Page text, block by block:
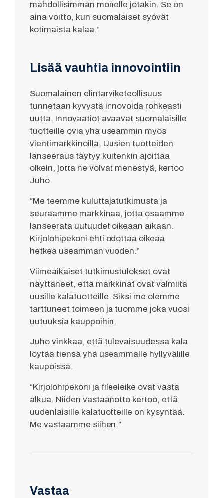
mahdollisimman monelle jotakin. Se on
aina voitto, kun suomalaiset syövät
kotimaista kalaa.”
Lisää vauhtia innovointiin
Suomalainen elintarviketeollisuus
tunnetaan kyvystä innovoida rohkeasti
uutta. Innovaatiot avaavat suomalaisille
tuotteille ovia yhä useammin myös
vientimarkkinoilla. Uusien tuotteiden
lanseeraus täytyy kuitenkin ajoittaa
oikein, jotta ne voivat menestyä, kertoo
Juho.
“Me teemme kuluttajatutkimusta ja
seuraamme markkinaa, jotta osaamme
lanseerata uutuudet oikeaan aikaan.
Kirjolohipekoni ehti odottaa oikeaa
hetkeä useamman vuoden.”
Viimeaikaiset tutkimustulokset ovat
näyttäneet, että markkinat ovat valmiita
uusille kalatuotteille. Siksi me olemme
tarttuneet toimeen ja tuomme joka vuosi
uutuuksia kauppoihin.
Juho vinkkaa, että tulevaisuudessa kala
löytää tiensä yhä useammalle hyllyvälille
kaupoissa.
“Kirjolohipekoni ja fileeleike ovat vasta
alkua. Niiden vastaanotto kertoo, että
uudenlaisille kalatuotteille on kysyntää.
Me vastaamme siihen.”
Vastaa